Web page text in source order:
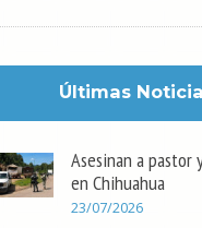
Últimas
Asesinan a pastor
en Chihuahua
23/07/2026